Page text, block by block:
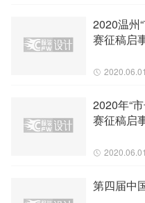
2020温州
赛征稿启
2020年“
赛征稿启
第四届中